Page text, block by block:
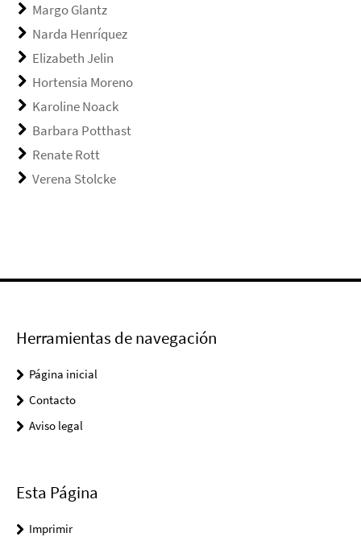
Margo Glantz
Narda Henríquez
Elizabeth Jelin
Hortensia Moreno
Karoline Noack
Barbara Potthast
Renate Rott
Verena Stolcke
Herramientas de navegación
Página inicial
Contacto
Aviso legal
Esta Página
Imprimir